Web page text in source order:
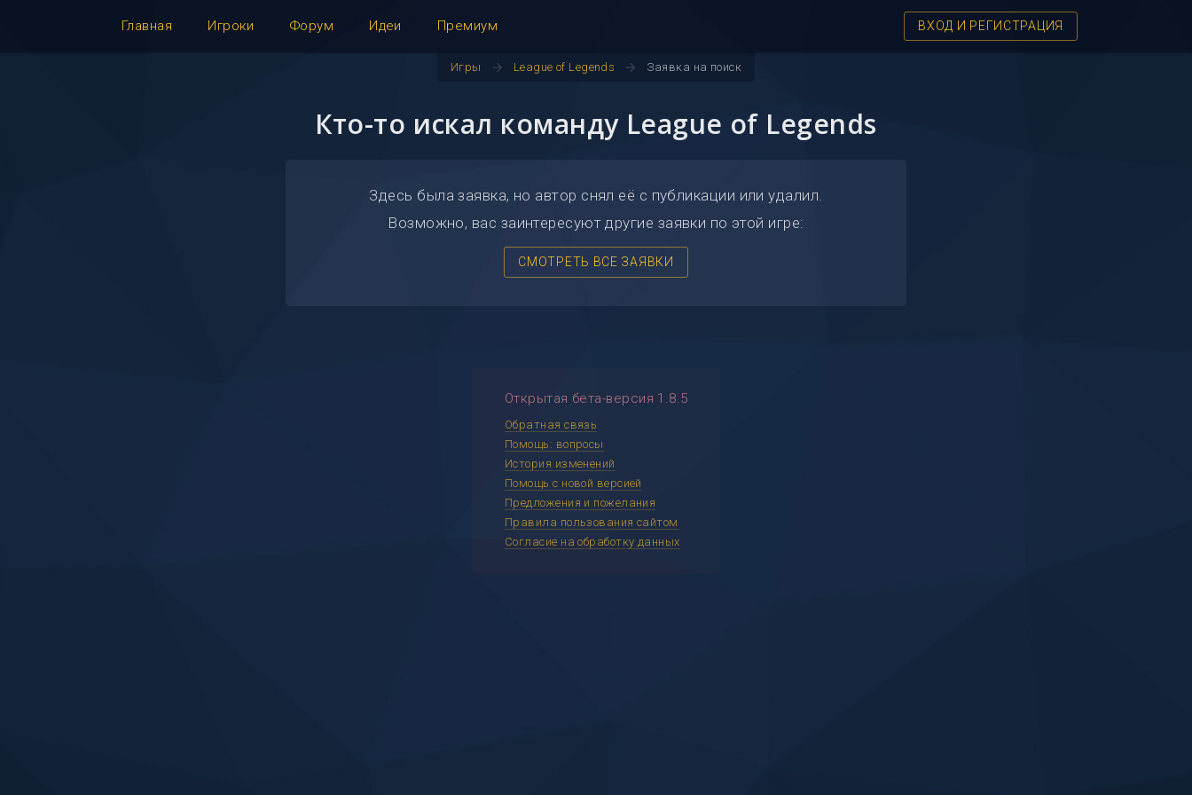
Главная Игроки Форум Идеи Премиум ВХОД И РЕГИСТРАЦИЯ
Игры arrow_forward League of Legends arrow_forward Заявка на поиск
Кто-то искал команду League of Legends
Здесь была заявка, но автор снял её с публикации или удалил.
Возможно, вас заинтересуют другие заявки по этой игре:
СМОТРЕТЬ ВСЕ ЗАЯВКИ
Открытая бета-версия 1.8.5
Обратная связь
Помощь: вопросы
История изменений
Помощь с новой версией
Предложения и пожелания
Правила пользования сайтом
Согласие на обработку данных